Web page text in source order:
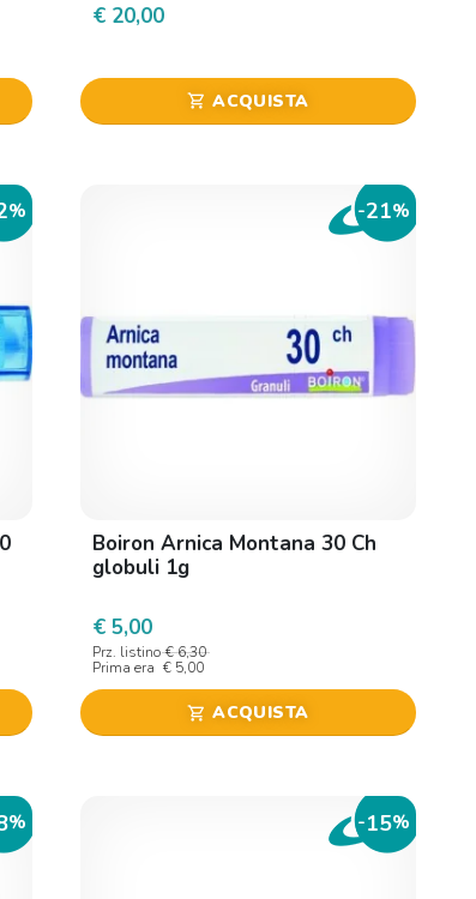
€ 20,00
shopping_cart ACQUISTA
% -21%
Boiron Arnica Montana 30 Ch
globuli 1g
€ 5,00
Prz. listino € 6,30
Prima era € 5,00
shopping_cart ACQUISTA
% -15%